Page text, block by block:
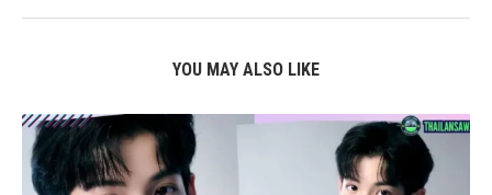
YOU MAY ALSO LIKE